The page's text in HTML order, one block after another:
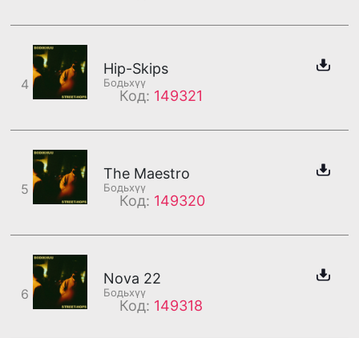
4
Hip-Skips
Бодьхүү
Код: 149321
5
The Maestro
Бодьхүү
Код: 149320
6
Nova 22
Бодьхүү
Код: 149318